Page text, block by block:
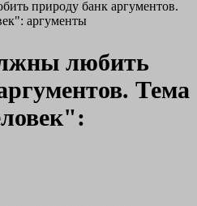
природу банк аргументов.
аргументы
любить
Тема